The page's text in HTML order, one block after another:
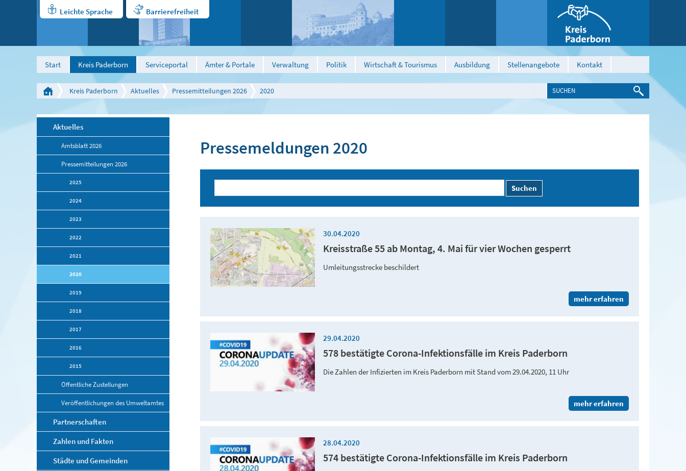
Leichte Sprache Barrierefreiheit
Start Kreis Paderborn Serviceportal Ämter & Portale Verwaltung Politik Wirtschaft & Tourismus Ausbildung Stellenangebote Kontakt
Kreis Paderborn Aktuelles Pressemitteilungen 2026 2020
Aktuelles
Amtsblatt 2026
Pressemitteilungen 2026
2025
2024
2023
2022
2021
2020
2019
2018
2017
2016
2015
Öffentliche Zustellungen
Veröffentlichungen des Umweltamtes
Partnerschaften
Zahlen und Fakten
Städte und Gemeinden
Pressemeldungen 2020
Suchen
30.04.2020
Kreisstraße 55 ab Montag, 4. Mai für vier Wochen gesperrt
Umleitungsstrecke beschildert
mehr erfahren
29.04.2020
578 bestätigte Corona-Infektionsfälle im Kreis Paderborn
Die Zahlen der Infizierten im Kreis Paderborn mit Stand vom 29.04.2020, 11 Uhr
mehr erfahren
28.04.2020
574 bestätigte Corona-Infektionsfälle im Kreis Paderborn